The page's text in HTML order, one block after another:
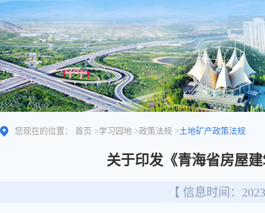
您现在的位置： 首页 >学习园地 >政策法规 >土地矿产政策法规
关于印发《青海省房屋
【 信息时间：